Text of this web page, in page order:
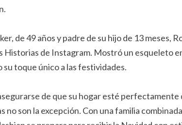
de 49 años y padre de su hijo de 13 meses,
Historias de Instagram. Mostró un esqueleto
su toque único a las festividades.
de que su hogar esté
no son la excepción. Con una familia